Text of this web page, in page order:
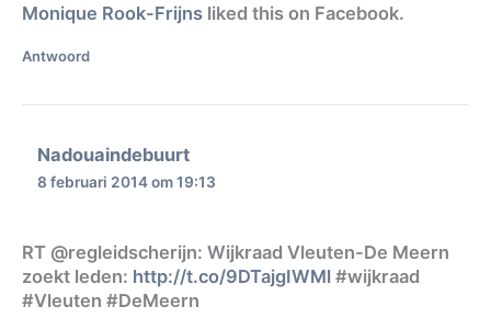
Monique Rook-Frijns liked this on Facebook.
Antwoord
Nadouaindebuurt
8 februari 2014 om 19:13
RT @regleidscherijn: Wijkraad Vleuten-De Meern
zoekt leden: http://t.co/9DTajgIWMl #wijkraad
#Vleuten #DeMeern